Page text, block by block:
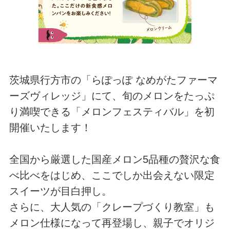
茨城県行方市の「らぽっぽ なめがたファーマ
ーズヴィレッジ」にて、旬のメロンをたっぷ
り満喫できる「メロンフェスティバル」を初
開催いたします！
全国から厳選した国産メロン5品種の贅沢な食
べ比べをはじめ、ここでしか出会えない限定
スイーツが目白押し。
さらに、大人気の「クレープづくり教室」も
メロン仕様になって再登場し、親子でオリジ